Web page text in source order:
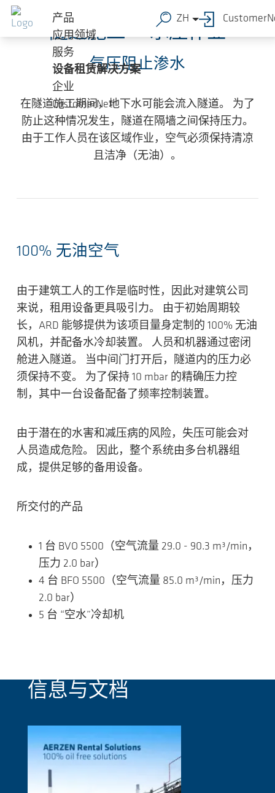
跳转到主要内容
产品
应用领域
服务
设备租赁解决方案
企业
CustomerNet
ZH
隧道施工——承压作业
气压阻止渗水
在隧道施工期间，地下水可能会流入隧道。 为了
防止这种情况发生，隧道在隔墙之间保持压力。
由于工作人员在该区域作业，空气必须保持清凉
且洁净（无油）。
100% 无油空气
由于建筑工人的工作是临时性，因此对建筑公司
来说，租用设备更具吸引力。 由于初始周期较
长，ARD 能够提供为该项目量身定制的 100% 无油
风机，并配备水冷却装置。 人员和机器通过密闭
舱进入隧道。 当中间门打开后，隧道内的压力必
须保持不变。 为了保持 10 mbar 的精确压力控
制，其中一台设备配备了频率控制装置。
由于潜在的水害和减压病的风险，失压可能会对
人员造成危险。 因此，整个系统由多台机器组
成，提供足够的备用设备。
所交付的产品
1 台 BVO 5500（空气流量 29.0 - 90.3 m³/min，
压力 2.0 bar）
4 台 BFO 5500（空气流量 85.0 m³/min，压力
2.0 bar）
5 台 “空水”冷却机
信息与文档